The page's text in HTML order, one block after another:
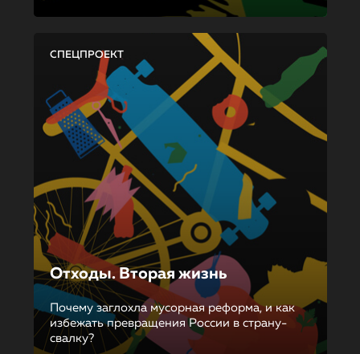
СПЕЦПРОЕКТ
Отходы. Вторая жизнь
Почему заглохла мусорная реформа, и как
избежать превращения России в страну-
свалку?